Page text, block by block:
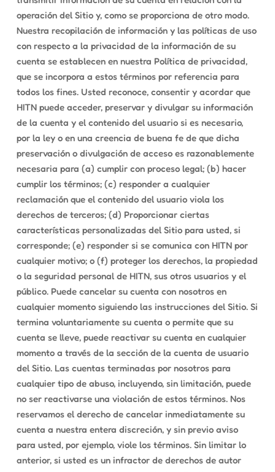
operación del Sitio y, como se proporciona de otro modo.
Nuestra recopilación de información y las políticas de uso
con respecto a la privacidad de la información de su
cuenta se establecen en nuestra Política de privacidad,
que se incorpora a estos términos por referencia para
todos los fines. Usted reconoce, consentir y acordar que
HITN puede acceder, preservar y divulgar su información
de la cuenta y el contenido del usuario si es necesario,
por la ley o en una creencia de buena fe de que dicha
preservación o divulgación de acceso es razonablemente
necesaria para (a) cumplir con proceso legal; (b) hacer
cumplir los términos; (c) responder a cualquier
reclamación que el contenido del usuario viola los
derechos de terceros; (d) Proporcionar ciertas
características personalizadas del Sitio para usted, si
corresponde; (e) responder si se comunica con HITN por
cualquier motivo; o (f) proteger los derechos, la propiedad
o la seguridad personal de HITN, sus otros usuarios y el
público. Puede cancelar su cuenta con nosotros en
cualquier momento siguiendo las instrucciones del Sitio. Si
termina voluntariamente su cuenta o permite que su
cuenta se lleve, puede reactivar su cuenta en cualquier
momento a través de la sección de la cuenta de usuario
del Sitio. Las cuentas terminadas por nosotros para
cualquier tipo de abuso, incluyendo, sin limitación, puede
no ser reactivarse una violación de estos términos. Nos
reservamos el derecho de cancelar inmediatamente su
cuenta a nuestra entera discreción, y sin previo aviso
para usted, por ejemplo, viole los términos. Sin limitar lo
anterior, si usted es un infractor de derechos de autor